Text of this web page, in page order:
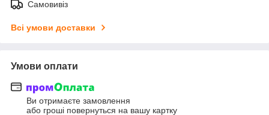
Самовивіз
Всі умови доставки
Умови оплати
Ви отримаєте замовлення
або гроші повернуться на вашу картку